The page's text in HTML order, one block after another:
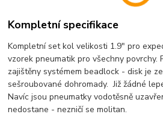
Kompletní specifikace
Kompletní set kol velikosti 1.9" pro
vzorek pneumatik pro všechny povrchy.
zajištěny systémem beadlock - disk je
sešroubované dohromady. Již žádné
Navíc jsou pneumatky vodotěsně
nedostane - nezničí se molitan.